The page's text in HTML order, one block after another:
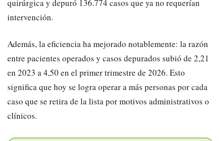
quirúrgica y depuró 136.774 casos que ya no requerían
intervención.
​Además, la eficiencia ha mejorado notablemente: la razón
entre pacientes operados y casos depurados subió de 2,21
en 2023 a 4,50 en el primer trimestre de 2026. Esto
significa que hoy se logra operar a más personas por cada
caso que se retira de la lista por motivos administrativos o
clínicos.